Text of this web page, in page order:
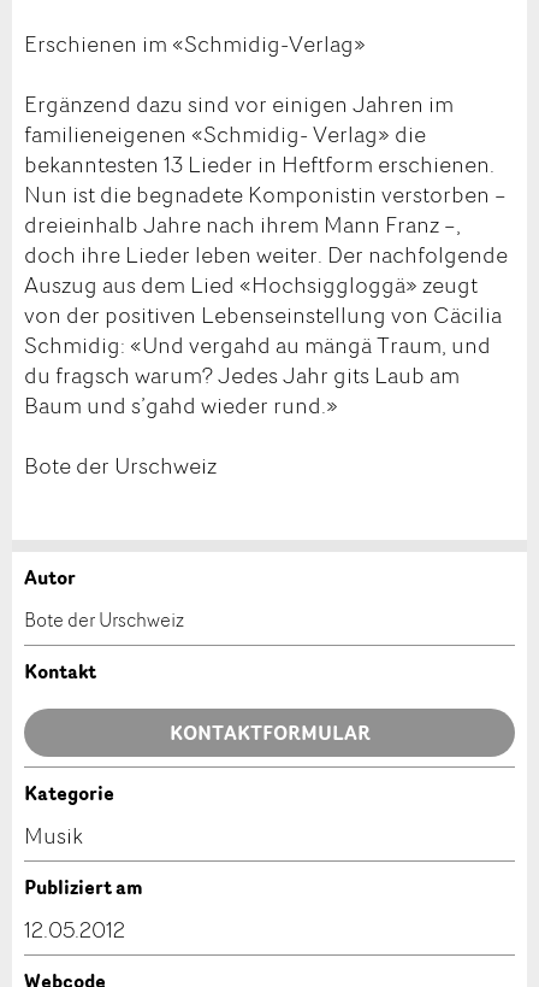
Erschienen im «Schmidig-Verlag»
Ergänzend dazu sind vor einigen Jahren im
familieneigenen «Schmidig- Verlag» die
bekanntesten 13 Lieder in Heftform erschienen.
Nun ist die begnadete Komponistin verstorben –
dreieinhalb Jahre nach ihrem Mann Franz –,
doch ihre Lieder leben weiter. Der nachfolgende
Auszug aus dem Lied «Hochsiggloggä» zeugt
von der positiven Lebenseinstellung von Cäcilia
Schmidig: «Und vergahd au mängä Traum, und
du fragsch warum? Jedes Jahr gits Laub am
Baum und s’gahd wieder rund.»
Bote der Urschweiz
Anzeige beanstanden
Ihr Feedback wird sehr geschätzt!
Allgemeines Feedback
Anzeige nicht mehr gültig
Anzeige unvollständig
Anzeige weiterempfehlen
Empfehlen Sie diese Anzeige an Freunde weiter.
Autor
Bote der Urschweiz
Kontakt
KONTAKTFORMULAR
Kontakt
Verfassen Sie eine Nachricht für die Kontaktpersonen
Kategorie
Musik
Publiziert am
12.05.2012